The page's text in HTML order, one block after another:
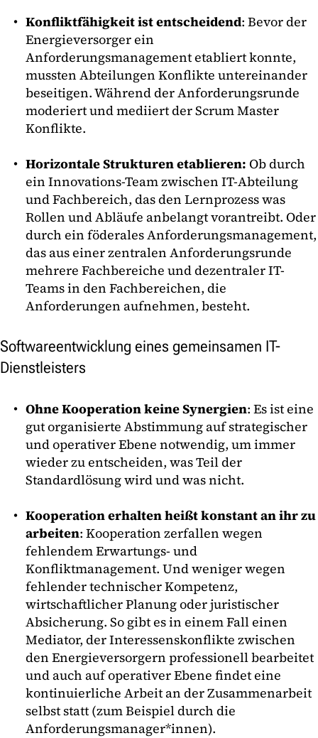
Konfliktfähigkeit ist entscheidend: Bevor der
Energieversorger ein
Anforderungsmanagement etabliert konnte,
mussten Abteilungen Konflikte untereinander
beseitigen. Während der Anforderungsrunde
moderiert und mediiert der Scrum Master
Konflikte.
Horizontale Strukturen etablieren: Ob durch
ein Innovations-Team zwischen IT-Abteilung
und Fachbereich, das den Lernprozess was
Rollen und Abläufe anbelangt vorantreibt. Oder
durch ein föderales Anforderungsmanagement,
das aus einer zentralen Anforderungsrunde
mehrere Fachbereiche und dezentraler IT-
Teams in den Fachbereichen, die
Anforderungen aufnehmen, besteht.
Softwareentwicklung eines gemeinsamen IT-
Dienstleisters
Ohne Kooperation keine Synergien: Es ist eine
gut organisierte Abstimmung auf strategischer
und operativer Ebene notwendig, um immer
wieder zu entscheiden, was Teil der
Standardlösung wird und was nicht.
Kooperation erhalten heißt konstant an ihr zu
arbeiten: Kooperation zerfallen wegen
fehlendem Erwartungs- und
Konfliktmanagement. Und weniger wegen
fehlender technischer Kompetenz,
wirtschaftlicher Planung oder juristischer
Absicherung. So gibt es in einem Fall einen
Mediator, der Interessenskonflikte zwischen
den Energieversorgern professionell bearbeitet
und auch auf operativer Ebene findet eine
kontinuierliche Arbeit an der Zusammenarbeit
selbst statt (zum Beispiel durch die
Anforderungsmanager*innen).